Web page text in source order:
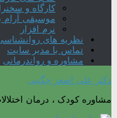
کارگاه و
موسیقی
نرم افزار
نظریه های
تماس با مدیر سایت
مشاوره و رواندرمانی
دکتر علی اصغر چگینی
مشاوره کودک ، درمان